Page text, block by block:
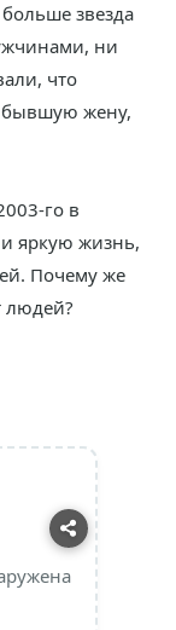
звезда
ни
что
бывшую жену,
го в
яркую жизнь,
Почему же
людей?